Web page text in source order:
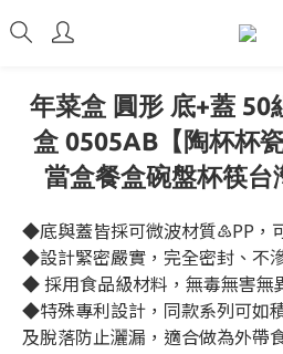
年菜盒 圓形 底+蓋 50
盒 0505AB【陶杯杯
當盒餐盒碗盤杯筷台
◆底與蓋皆採可微波材質♷PP，
◆設計緊密嚴實，完全密封、不
◆ 採用食品級材料，無毒無害無
◆特殊專利設計，同款系列可如
及脫落防止灑漏，適合做為外帶